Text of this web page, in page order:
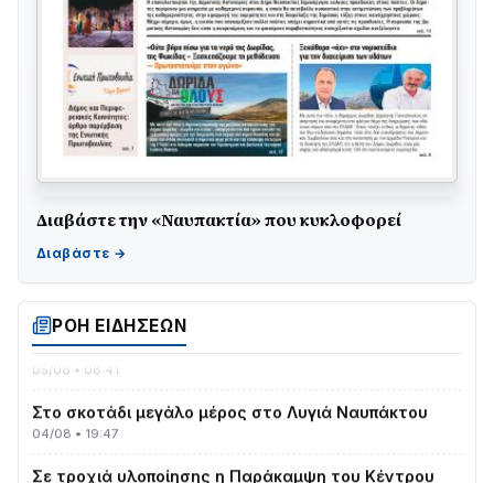
Διαβάστε την «Ναυπακτία» που κυκλοφορεί
ΡΟΗ ΕΙΔΗΣΕΩΝ
Παράδοση, Χορός & Γλέντι!
ΤΟ ΠΑΡΤΥ ΣΥΝΕΧΙΖΕΤΑΙ…
05/08 • 08:41
04/08 • 19:47
της Ναυπάκτου